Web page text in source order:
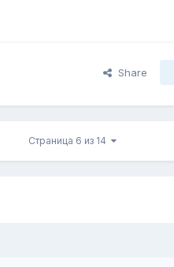
Share
Страница 6 из 14